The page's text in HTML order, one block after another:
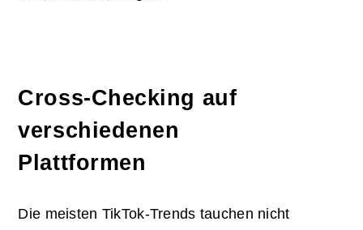
Cross-Checking auf
verschiedenen
Plattformen
Die meisten TikTok-Trends tauchen nicht